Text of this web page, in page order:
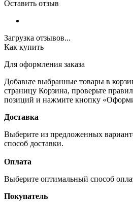
Оставить отзыв
Загрузка отзывов...
Как купить
Для оформления заказа
Добавьте выбранные товары в
страницу Корзина, проверьте
позиций и нажмите кнопку
Доставка
Выберите из предложенных
способ доставки.
Оплата
Выберите оптимальный способ
Покупатель